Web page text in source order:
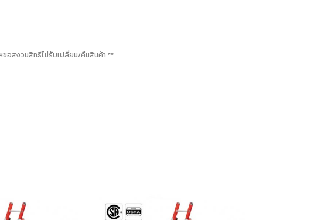
ขอสงวนสิทธิ์ไม่รับเปลี่ยน/คืนสินค้า **